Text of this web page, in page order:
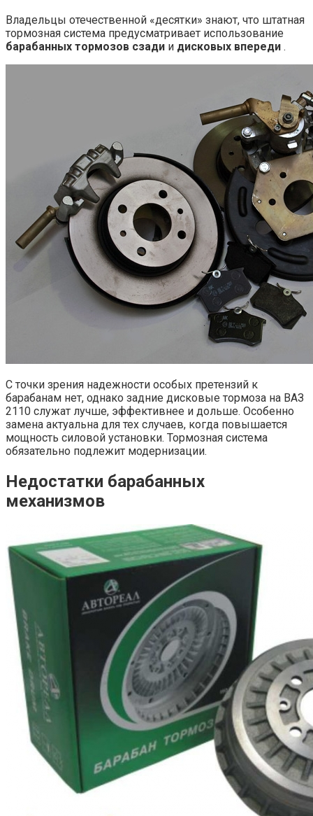
Владельцы отечественной «десятки» знают, что штатная
тормозная система предусматривает использование
барабанных тормозов сзади и дисковых впереди .
С точки зрения надежности особых претензий к
барабанам нет, однако задние дисковые тормоза на ВАЗ
2110 служат лучше, эффективнее и дольше. Особенно
замена актуальна для тех случаев, когда повышается
мощность силовой установки. Тормозная система
обязательно подлежит модернизации.
Недостатки барабанных
механизмов